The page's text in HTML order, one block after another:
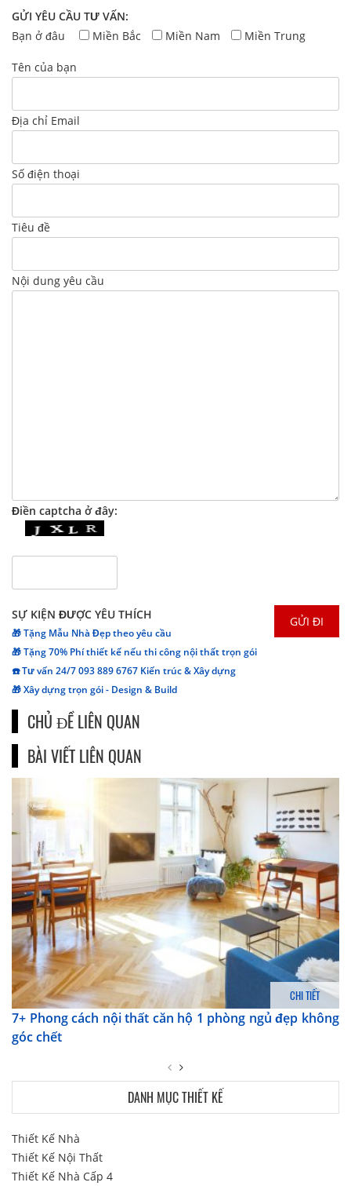
GỬI YÊU CẦU TƯ VẤN:
Bạn ở đâu
Miền Bắc Miền Nam Miền Trung
Tên của bạn
Địa chỉ Email
Số điện thoại
Tiêu đề
Nội dung yêu cầu
Điền captcha ở đây:
SỰ KIỆN ĐƯỢC YÊU THÍCH
🎁 Tặng Mẫu Nhà Đẹp theo yêu cầu
🎁 Tặng 70% Phí thiết kế nếu thi công nội thất trọn gói
☎️ Tư vấn 24/7 093 889 6767 Kiến trúc & Xây dựng
🎁 Xây dựng trọn gói - Design & Build
CHỦ ĐỀ LIÊN QUAN
BÀI VIẾT LIÊN QUAN
CHI TIẾT
7+ Phong cách nội thất căn hộ 1 phòng ngủ đẹp không
góc chết
DANH MỤC THIẾT KẾ
Thiết Kế Nhà
Thiết Kế Nội Thất
Thiết Kế Nhà Cấp 4